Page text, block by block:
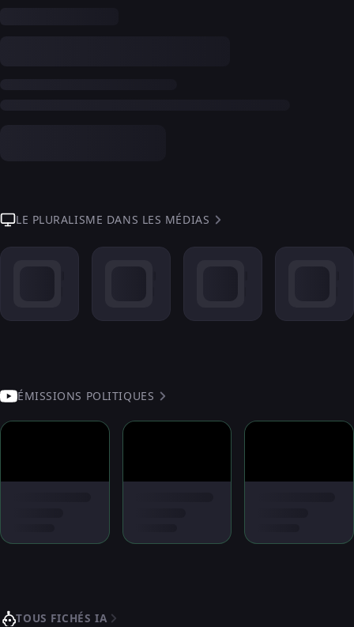
LE PLURALISME DANS LES MÉDIAS
ÉMISSIONS POLITIQUES
TOUS FICHÉS IA